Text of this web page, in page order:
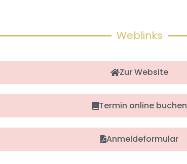
Weblinks
Zur Website
Termin online buchen
Anmeldeformular